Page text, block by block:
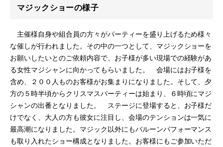
マジックショーの様子
主催様自身や組合員の方々がパーティーを盛り上げるため様々
な催しが行われました。その中の一つとして、マジックショーを
お願いしたいとのご依頼内容で、お子様が多い現場での経験があ
る女性マジシャンに向かってもらいました。 会場にはお子様を
含め、２００人ものお客様がお集まりになりました。そして、夕
方の５時半頃からクリスマスパーティーは始まり、６時頃にマジ
シャンの出番となりました。 ステージに登場すると、お子様だ
けでなく、大人の方も彼女に注目し、会場のテンションは一気に
最高潮になりました。マジック以外にもバルーンパフォーマンス
も取り入れたショー構成となりました。お客様にもご参加いただ